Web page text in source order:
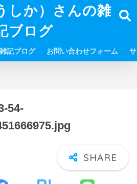
しか）さんの雑
ブログ
雑記ブログ お問い合わせフォーム
54-